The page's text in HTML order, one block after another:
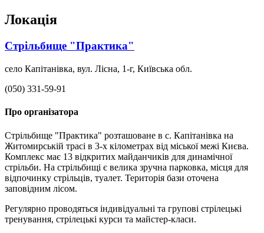
Локація
Стрільбище "Практика"
село Капітанівка, вул. Лісна, 1-г, Київська обл.
(050) 331-59-91
Про організатора
Стрільбище "Практика" розташоване в с. Капітанівка на
Житомирській трасі в 3-х кілометрах від міської межі Києва.
Комплекс має 13 відкритих майданчиків для динамічної
стрільби. На стрільбищі є велика зручна парковка, місця для
відпочинку стрільців, туалет. Територія бази оточена
заповідним лісом.
Регулярно проводяться індивідуальні та групові стрілецькі
тренування, стрілецькі курси та майстер-класи.